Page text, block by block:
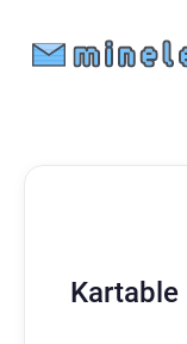
Kartable